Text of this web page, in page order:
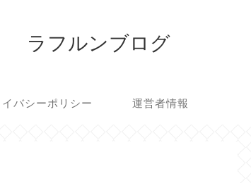
ラフルンブログ
イバシーポリシー 運営者情報